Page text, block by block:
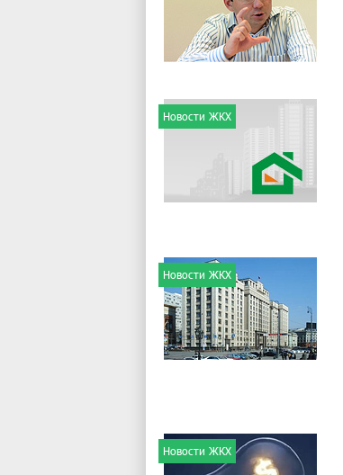
Новости ЖКХ
Новости ЖКХ
Новости ЖКХ